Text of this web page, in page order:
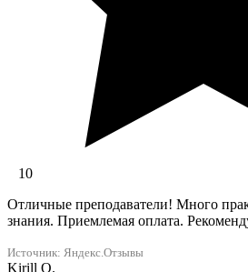
10
Отличные преподаватели! Много
знания. Приемлемая оплата.
Источник: Яндекс.Отзывы
Kirill O.